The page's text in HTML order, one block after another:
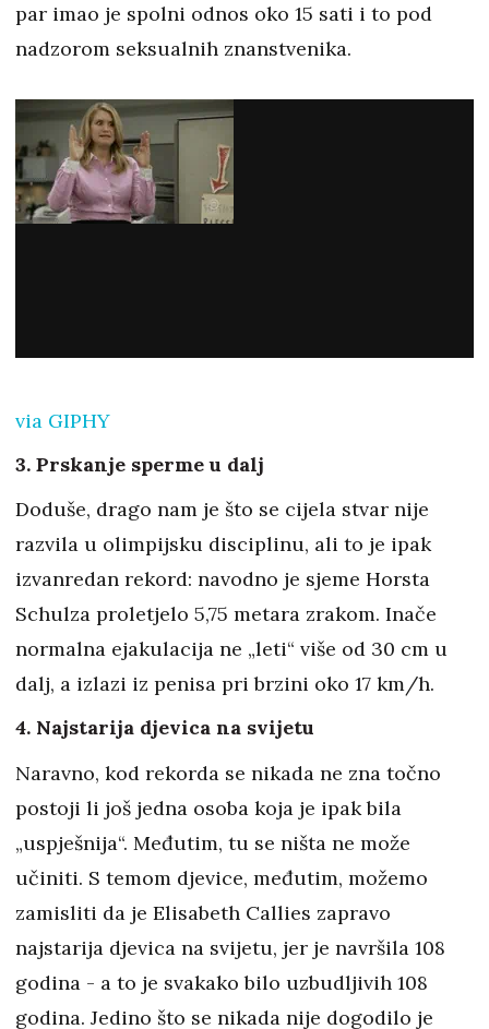
par imao je spolni odnos oko 15 sati i to pod
nadzorom seksualnih znanstvenika.
via GIPHY
3. Prskanje sperme u dalj
Doduše, drago nam je što se cijela stvar nije
razvila u olimpijsku disciplinu, ali to je ipak
izvanredan rekord: navodno je sjeme Horsta
Schulza proletjelo 5,75 metara zrakom. Inače
normalna ejakulacija ne „leti“ više od 30 cm u
dalj, a izlazi iz penisa pri brzini oko 17 km/h.
4. Najstarija djevica na svijetu
Naravno, kod rekorda se nikada ne zna točno
postoji li još jedna osoba koja je ipak bila
„uspješnija“. Međutim, tu se ništa ne može
učiniti. S temom djevice, međutim, možemo
zamisliti da je Elisabeth Callies zapravo
najstarija djevica na svijetu, jer je navršila 108
godina - a to je svakako bilo uzbudljivih 108
godina. Jedino što se nikada nije dogodilo je